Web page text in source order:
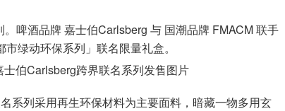
啤酒品牌 嘉士伯Carlsberg 与 国潮品牌 FMACM 联手
绿动环保系列」联名限量礼盒。
系列采用再生环保材料为主要面料，暗藏一物多用玄